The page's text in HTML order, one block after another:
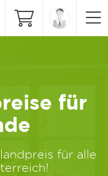
für
für alle